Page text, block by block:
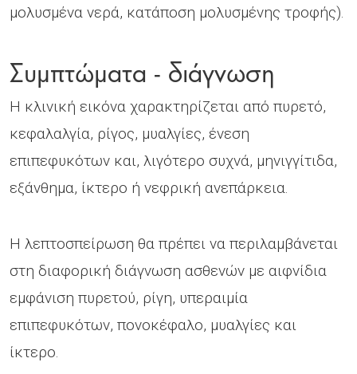
μολυσμένα νερά, κατάποση μολυσμένης τροφής).
Συμπτώματα - διάγνωση
Η κλινική εικόνα χαρακτηρίζεται από πυρετό,
κεφαλαλγία, ρίγος, μυαλγίες, ένεση
επιπεφυκότων και, λιγότερο συχνά, μηνιγγίτιδα,
εξάνθημα, ίκτερο ή νεφρική ανεπάρκεια.
Η λεπτοσπείρωση θα πρέπει να περιλαμβάνεται
στη διαφορική διάγνωση ασθενών με αιφνίδια
εμφάνιση πυρετού, ρίγη, υπεραιμία
επιπεφυκότων, πονοκέφαλο, μυαλγίες και
ίκτερο.